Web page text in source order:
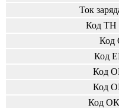
Ток
Код
Код
Код
Код
Код
Код